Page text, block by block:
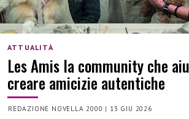
ATTUALITÀ
Les Amis la community che
creare amicizie autentiche
REDAZIONE NOVELLA 2000 | 13 GIU 2026